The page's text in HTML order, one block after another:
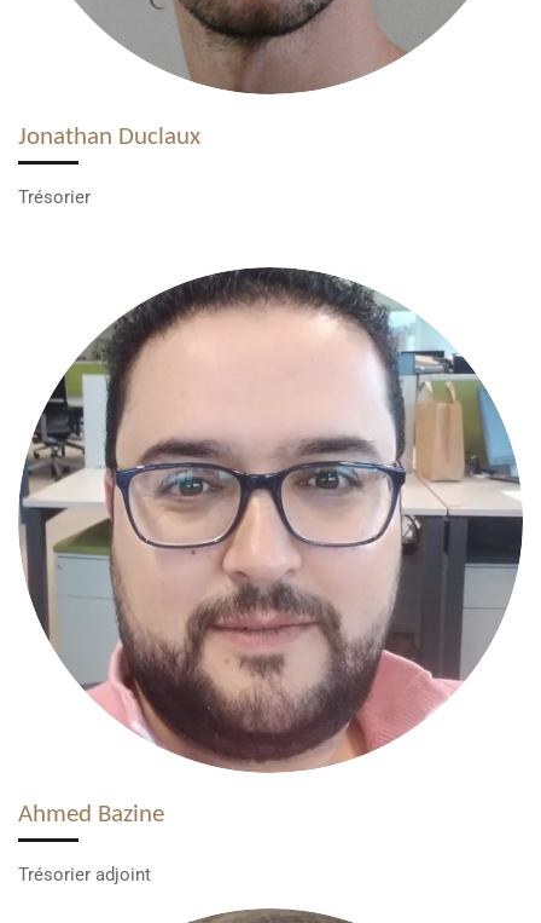
Jonathan Duclaux
Trésorier
Ahmed Bazine
Trésorier adjoint